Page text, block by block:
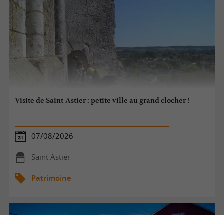
Visite de Saint-Astier : petite ville au grand clocher !
07/08/2026
Saint Astier
Patrimoine